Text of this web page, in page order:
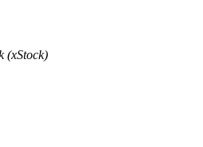
!
(xStock)